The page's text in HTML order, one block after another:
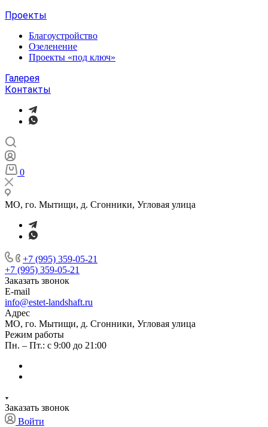
Проекты
Благоустройство
Озеленение
Проекты «под ключ»
Галерея
Контакты
0
МО, го. Мытищи, д. Сгонники, Угловая улица
+7 (995) 359-05-21
+7 (995) 359-05-21
Заказать звонок
E-mail
info@estet-landshaft.ru
Адрес
МО, го. Мытищи, д. Сгонники, Угловая улица
Режим работы
Пн. – Пт.: с 9:00 до 21:00
Заказать звонок
Войти